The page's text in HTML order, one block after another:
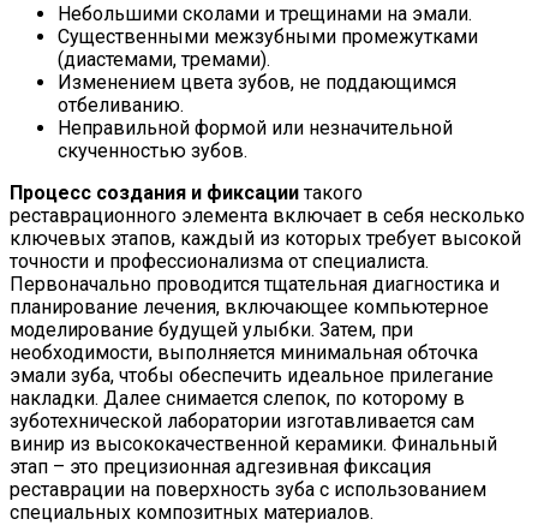
Небольшими сколами и трещинами на эмали.
Существенными межзубными промежутками
(диастемами, тремами).
Изменением цвета зубов, не поддающимся
отбеливанию.
Неправильной формой или незначительной
скученностью зубов.
Процесс создания и фиксациитакого
реставрационного элемента включает в себя несколько
ключевых этапов, каждый из которых требует высокой
точности и профессионализма от специалиста.
Первоначально проводится тщательная диагностика и
планирование лечения, включающее компьютерное
моделирование будущей улыбки. Затем, при
необходимости, выполняется минимальная обточка
эмали зуба, чтобы обеспечить идеальное прилегание
накладки. Далее снимается слепок, по которому в
зуботехнической лаборатории изготавливается сам
винир из высококачественной керамики. Финальный
этап – это прецизионная адгезивная фиксация
реставрации на поверхность зуба с использованием
специальных композитных материалов.